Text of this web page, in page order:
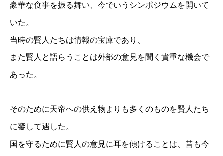
豪華な食事を振る舞い、今でいうシンポジウムを開いて
いた。
当時の賢人たちは情報の宝庫であり、
また賢人と語らうことは外部の意見を聞く貴重な機会で
あった。
そのために天帝への供え物よりも多くのものを賢人たち
に饗して遇した。
国を守るために賢人の意見に耳を傾けることは、昔も今